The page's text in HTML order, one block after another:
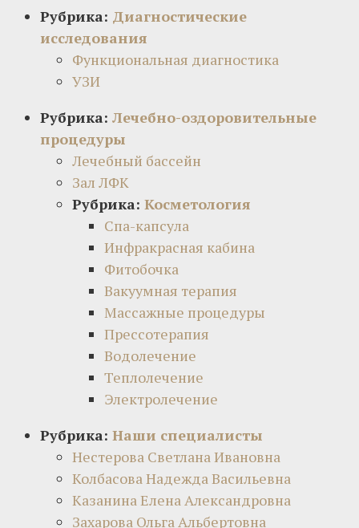
Рубрика: Диагностические
исследования
Функциональная диагностика
УЗИ
Рубрика: Лечебно-оздоровительные
процедуры
Лечебный бассейн
Зал ЛФК
Рубрика: Косметология
Спа-капсула
Инфракрасная кабина
Фитобочка
Вакуумная терапия
Массажные процедуры
Прессотерапия
Водолечение
Теплолечение
Электролечение
Рубрика: Наши специалисты
Нестерова Светлана Ивановна
Колбасова Надежда Васильевна
Казанина Елена Александровна
Захарова Ольга Альбертовна